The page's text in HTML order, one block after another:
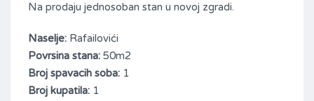
Na prodaju jednosoban stan u novoj zgradi.
Naselje: Rafailovići
Povrsina stana: 50m2
Broj spavacih soba: 1
Broj kupatila: 1